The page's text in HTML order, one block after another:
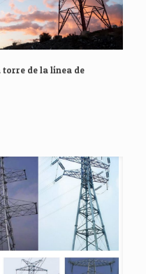
torre de la línea de